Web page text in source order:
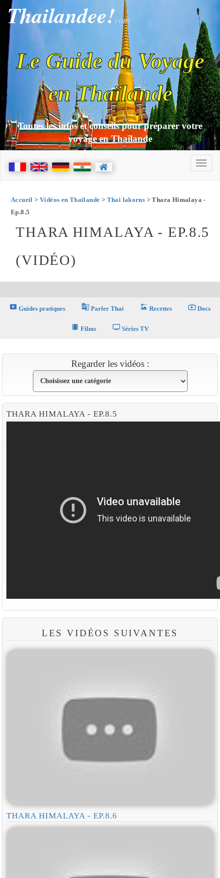
Thailandee!com
Le Guide du Voyage
en Thaïlande
Toutes les infos et conseils pour préparer votre
voyage en Thaïlande
Accueil > Vidéos en Thaïlande > Thai lakorns > Thara Himalaya -
Ep.8.5
THARA HIMALAYA - EP.8.5
(VIDÉO)
smart_display Guides pratiques g_translate Parler Thaï dinner_dining Recettes live_tv Docs
theaters Films tv Séries TV
Regarder les vidéos :
THARA HIMALAYA - EP.8.5
LES VIDÉOS SUIVANTES
THARA HIMALAYA - EP.8.6